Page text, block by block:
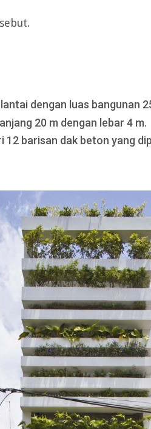
dengan luas bangunan
20 m dengan lebar 4 m.
12 barisan dak beton yang